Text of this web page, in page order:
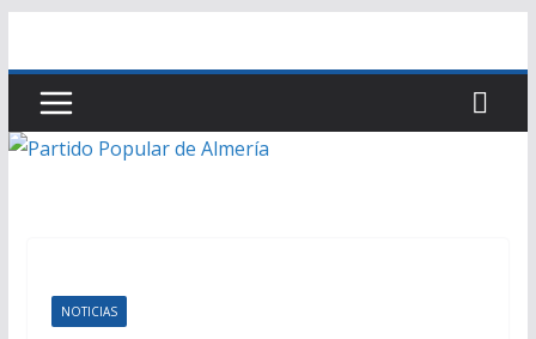
contenido
NOTICIAS